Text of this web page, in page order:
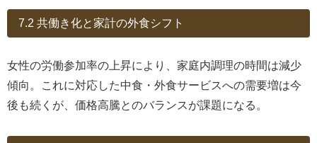
7.2 共働き化と家計の外食シフト
女性の労働参加率の上昇により、家庭内調理の時間は減少
傾向。これに対応した中食・外食サービスへの需要増は今
後も続くが、価格高騰とのバランスが課題になる。